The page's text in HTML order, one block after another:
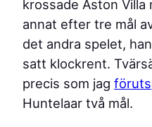
krossade Aston Villa
annat efter tre mål
det andra spelet,
satt klockrent.
precis som jag
Huntelaar två mål.